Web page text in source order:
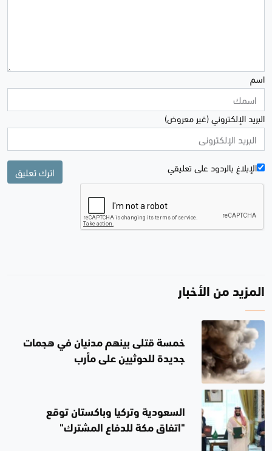
اسم
البريد الإلكتروني (غير معروض)
الإبلاغ بالردود علی تعليقي اترك تعليق
المزيد من الأخبار
خمسة قتلى بينهم مدنيان في هجمات
جديدة للحوثيين على مأرب
السعودية وتركيا وباكستان توقع
"اتفاق مكة للدفاع المشترك"